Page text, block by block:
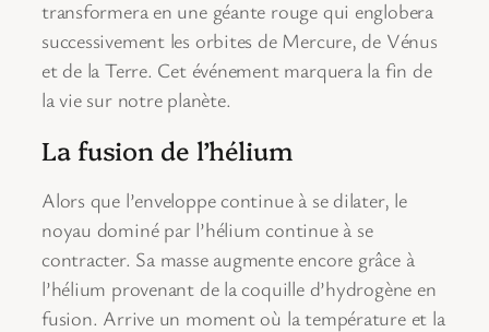
transformera en une géante rouge qui englobera
successivement les orbites de Mercure, de Vénus
et de la Terre. Cet événement marquera la fin de
la vie sur notre planète.
La fusion de l’hélium
Alors que l’enveloppe continue à se dilater, le
noyau dominé par l’hélium continue à se
contracter. Sa masse augmente encore grâce à
l’hélium provenant de la coquille d’hydrogène en
fusion. Arrive un moment où la température et la